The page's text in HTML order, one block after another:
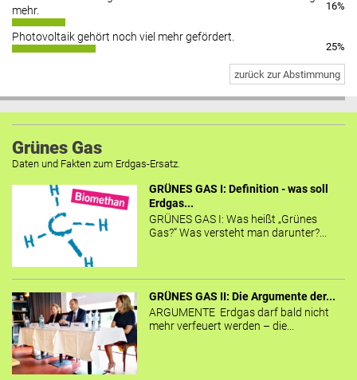
mehr.
16%
Photovoltaik gehört noch viel mehr gefördert.
25%
zurück zur Abstimmung
Grünes Gas
Daten und Fakten zum Erdgas-Ersatz.
GRÜNES GAS I: Definition - was soll
Erdgas...
GRÜNES GAS I: Was heißt „Grünes
Gas?“ Was versteht man darunter?...
GRÜNES GAS II: Die Argumente der...
ARGUMENTE Erdgas darf bald nicht
mehr verfeuert werden – die...